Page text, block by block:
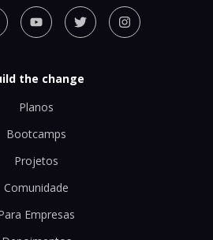
the change
Planos
Bootcamps
Projetos
Comunidade
Empresas